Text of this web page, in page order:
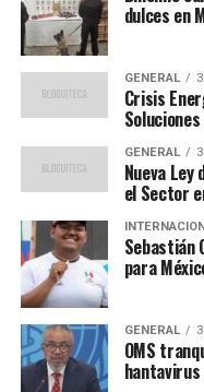
Embajador de España
ella, destacando el
España su
Impacto y
El impacto de Ana
su equipo y cuerpo de
la interpretación de
paso de la Luna’,
con su nombre. «El
escenario fue
impresionada por la
japonés.
dulces en
GENERAL
Crisis
GENERAL
Nueva
el Sector
Sebastián
para
GENERAL
OMS